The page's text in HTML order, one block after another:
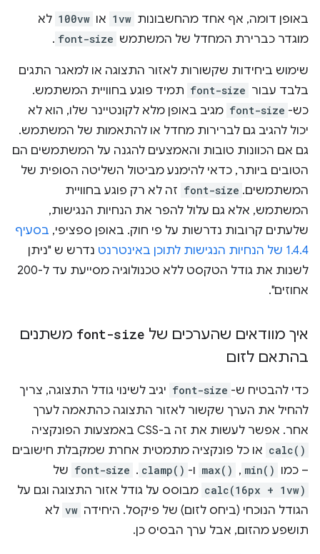
באופן דומה, אף אחד מהחשבונות 1vw או 100vw לא
מוגדר כברירת המחדל של המשתמש font-size
.
שימוש ביחידות שקשורות לאזור התצוגה או למאגר התגים
בלבד עבור font-size תמיד פוגע בחוויית המשתמש.
כש- font-size מגיב באופן מלא לקונטיינר שלו, הוא לא
יכול להגיב גם לברירות מחדל או להתאמות של המשתמש.
גם אם הכוונות טובות והאמצעים להגנה על המשתמשים הם
הטובים ביותר, כדאי להימנע מביטול השליטה הסופית של
המשתמשים. font-size זה לא רק פוגע בחוויית
המשתמש, אלא גם עלול להפר את הנחיות הנגישות,
שלעתים קרובות נדרשות על פי חוק. באופן ספציפי, בסעיף
1.4.4 של הנחיות הנגישות לתוכן באינטרנט
נדרש ש "ניתן
לשנות את גודל הטקסט ללא טכנולוגיה מסייעת עד ל-200
אחוזים".
איך מוודאים שהערכים של font-size משתנים
בהתאם לזום
כדי להבטיח ש- font-size יגיב לשינוי גודל התצוגה, צריך
להחיל את הערך שקשור לאזור התצוגה כהתאמה לערך
אחר. אפשר לעשות את זה ב-CSS באמצעות הפונקציה
calc() או כל פונקציה מתמטית אחרת שמקבלת חישובים
– כמו min()
,‏
max() ו- clamp()
.
font-size של
calc(16px + 1vw) מבוסס על גודל אזור התצוגה וגם על
הגודל הנוכחי (ביחס לזום) של פיקסל. היחידה vw לא
תושפע מהזום, אבל ערך הבסיס כן.